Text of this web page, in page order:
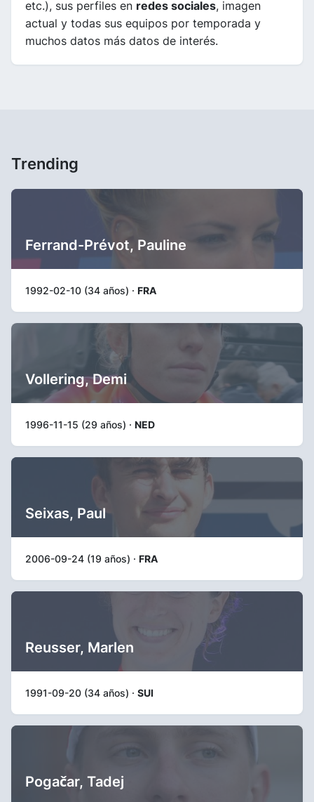
etc.), sus perfiles en redes sociales, imagen
actual y todas sus equipos por temporada y
muchos datos más datos de interés.
Trending
Ferrand-Prévot, Pauline
1992-02-10 (34 años) · FRA
Vollering, Demi
1996-11-15 (29 años) · NED
Seixas, Paul
2006-09-24 (19 años) · FRA
Reusser, Marlen
1991-09-20 (34 años) · SUI
Pogačar, Tadej